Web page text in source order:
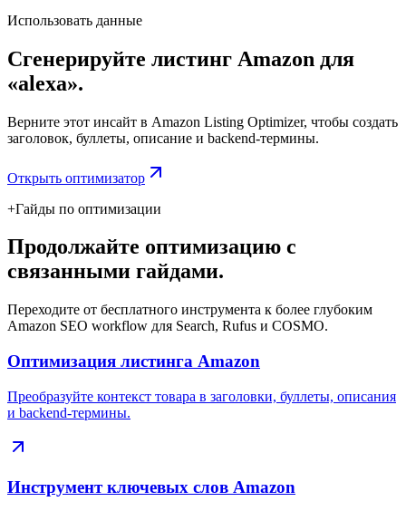
Использовать данные
Сгенерируйте листинг Amazon для
«alexa».
Верните этот инсайт в Amazon Listing Optimizer, чтобы создать
заголовок, буллеты, описание и backend-термины.
Открыть оптимизатор
+Гайды по оптимизации
Продолжайте оптимизацию с
связанными гайдами.
Переходите от бесплатного инструмента к более глубоким
Amazon SEO workflow для Search, Rufus и COSMO.
Оптимизация листинга Amazon
Преобразуйте контекст товара в заголовки, буллеты, описания
и backend-термины.
Инструмент ключевых слов Amazon